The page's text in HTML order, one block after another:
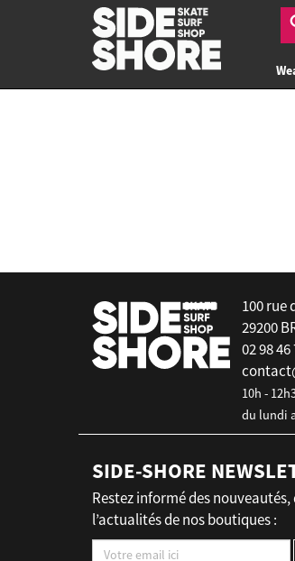
100 rue
29200
02 98 46
10h -
du lundi
SIDE-SHORE
Restez informé des
l’actualités de nos boutiques :